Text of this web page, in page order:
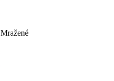
Mražené